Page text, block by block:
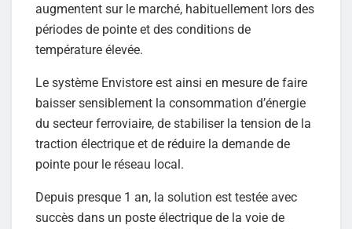
augmentent sur le marché, habituellement lors des
périodes de pointe et des conditions de
température élevée.
Le système Envistore est ainsi en mesure de faire
baisser sensiblement la consommation d’énergie
du secteur ferroviaire, de stabiliser la tension de la
traction électrique et de réduire la demande de
pointe pour le réseau local.
Depuis presque 1 an, la solution est testée avec
succès dans un poste électrique de la voie de